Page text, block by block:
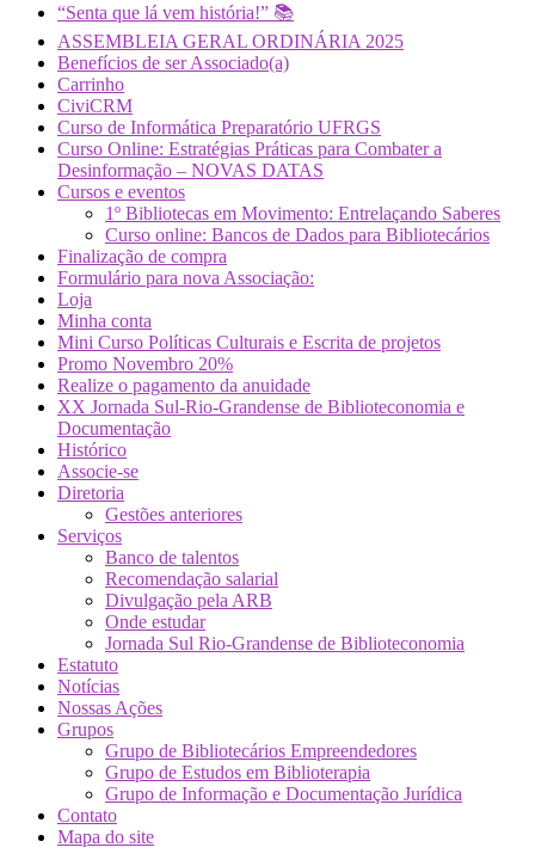
“Senta que lá vem história!” 📚
ASSEMBLEIA GERAL ORDINÁRIA 2025
Benefícios de ser Associado(a)
Carrinho
CiviCRM
Curso de Informática Preparatório UFRGS
Curso Online: Estratégias Práticas para Combater a
Desinformação – NOVAS DATAS
Cursos e eventos
1º Bibliotecas em Movimento: Entrelaçando Saberes
Curso online: Bancos de Dados para Bibliotecários
Finalização de compra
Formulário para nova Associação:
Loja
Minha conta
Mini Curso Políticas Culturais e Escrita de projetos
Promo Novembro 20%
Realize o pagamento da anuidade
XX Jornada Sul-Rio-Grandense de Biblioteconomia e
Documentação
Histórico
Associe-se
Diretoria
Gestões anteriores
Serviços
Banco de talentos
Recomendação salarial
Divulgação pela ARB
Onde estudar
Jornada Sul Rio-Grandense de Biblioteconomia
Estatuto
Notícias
Nossas Ações
Grupos
Grupo de Bibliotecários Empreendedores
Grupo de Estudos em Biblioterapia
Grupo de Informação e Documentação Jurídica
Contato
Mapa do site